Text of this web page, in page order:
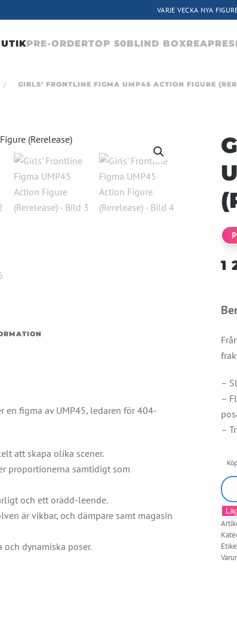
VARJE VECKA NYA
PRE-ORDERTOP 50BLIND BOXREA
GIRLS’ FRONTLINE FIGMA UMP45 ACTION FIGURE
en figma av UMP45, ledaren för 404-
att skapa olika scener.
proportionerna samtidigt som
och ett orädd-leende.
är vikbar, och dämpare samt magasin
dynamiska poser.
1
–
–
–
Girls'